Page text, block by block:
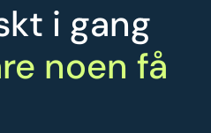
i gang
noen få